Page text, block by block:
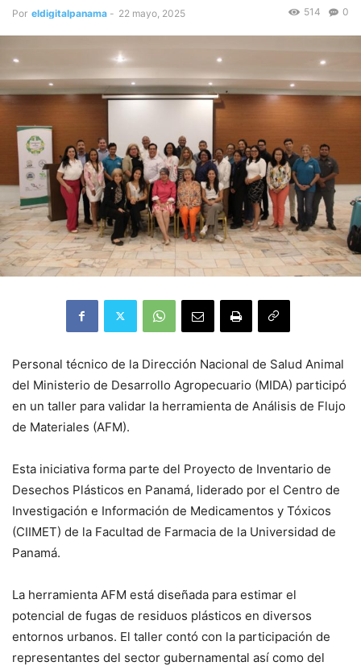
Por eldigitalpanama - 22 mayo, 2025 0
514
Personal técnico de la Dirección Nacional de Salud Animal
del Ministerio de Desarrollo Agropecuario (MIDA) participó
en un taller para validar la herramienta de Análisis de Flujo
de Materiales (AFM).
Esta iniciativa forma parte del Proyecto de Inventario de
Desechos Plásticos en Panamá, liderado por el Centro de
Investigación e Información de Medicamentos y Tóxicos
(CIIMET) de la Facultad de Farmacia de la Universidad de
Panamá.
La herramienta AFM está diseñada para estimar el
potencial de fugas de residuos plásticos en diversos
entornos urbanos. El taller contó con la participación de
representantes del sector gubernamental así como del